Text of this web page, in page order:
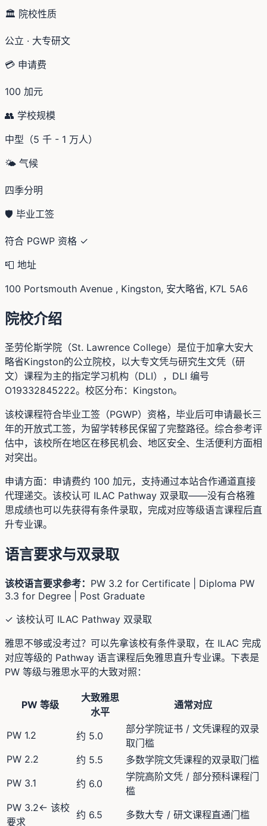
🏛️ 院校性质
公立 · 大专研文
💳 申请费
100 加元
👥 学校规模
中型（5 千 - 1 万人）
🌤️ 气候
四季分明
🛡️ 毕业工签
符合 PGWP 资格 ✓
📮 地址
100 Portsmouth Avenue , Kingston, 安大略省, K7L 5A6
院校介绍
圣劳伦斯学院（St. Lawrence College）是位于加拿大安大
略省Kingston的公立院校，以大专文凭与研究生文凭（研
文）课程为主的指定学习机构（DLI），DLI 编号
O19332845222。校区分布：Kingston。
该校课程符合毕业工签（PGWP）资格，毕业后可申请最长三
年的开放式工签，为留学转移民保留了完整路径。综合参考评
估中，该校所在地区在移民机会、地区安全、生活便利方面相
对突出。
申请方面：申请费约 100 加元，支持通过本站合作通道直接
代理递交。该校认可 ILAC Pathway 双录取——没有合格雅
思成绩也可以先获得有条件录取，完成对应等级语言课程后直
升专业课。
语言要求与双录取
该校语言要求参考： PW 3.2 for Certificate | Diploma PW
3.3 for Degree | Post Graduate
✓ 该校认可 ILAC Pathway 双录取
雅思不够或没考过？可以先拿该校有条件录取，在 ILAC 完成
对应等级的 Pathway 语言课程后免雅思直升专业课。下表是
PW 等级与雅思水平的大致对照：
PW 等级
大致雅思
水平
通常对应
PW 1.2 约 5.0
部分学院证书 / 文凭课程的双录
取门槛
PW 2.2
约 5.5
多数学院文凭课程的双录取门槛
PW 3.1
约 6.0
学院高阶文凭 / 部分预科课程门
槛
PW 3.2← 该校
要求
约 6.5 多数大专 / 研文课程直通门槛